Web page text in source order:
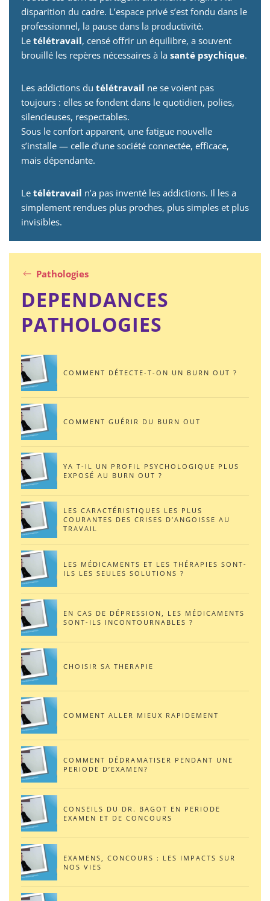
disparition du cadre. L’espace privé s’est fondu dans le
professionnel, la pause dans la productivité.
Le télétravail, censé offrir un équilibre, a souvent
brouillé les repères nécessaires à la santé psychique.
Les addictions du télétravail ne se voient pas
toujours : elles se fondent dans le quotidien, polies,
silencieuses, respectables.
Sous le confort apparent, une fatigue nouvelle
s’installe — celle d’une société connectée, efficace,
mais dépendante.
Le télétravail n’a pas inventé les addictions. Il les a
simplement rendues plus proches, plus simples et plus
invisibles.
Pathologies
DEPENDANCES
PATHOLOGIES
COMMENT DÉTECTE-T-ON UN BURN OUT ?
COMMENT GUÉRIR DU BURN OUT
YA T-IL UN PROFIL PSYCHOLOGIQUE PLUS
EXPOSÉ AU BURN OUT ?
LES CARACTÉRISTIQUES LES PLUS
COURANTES DES CRISES D’ANGOISSE AU
TRAVAIL
LES MÉDICAMENTS ET LES THÉRAPIES SONT-
ILS LES SEULES SOLUTIONS ?
EN CAS DE DÉPRESSION, LES MÉDICAMENTS
SONT-ILS INCONTOURNABLES ?
CHOISIR SA THERAPIE
COMMENT ALLER MIEUX RAPIDEMENT
COMMENT DÉDRAMATISER PENDANT UNE
PERIODE D’EXAMEN?
CONSEILS DU DR. BAGOT EN PERIODE
EXAMEN ET DE CONCOURS
EXAMENS, CONCOURS : LES IMPACTS SUR
NOS VIES